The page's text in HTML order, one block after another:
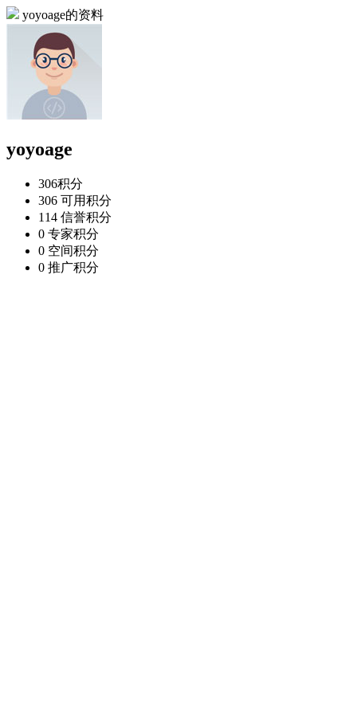
yoyoage的资料
yoyoage
306积分
306 可用积分
114 信誉积分
0 专家积分
0 空间积分
0 推广积分